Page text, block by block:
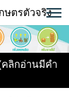
ษตรตัวจริง
ลิกอ่านมีคำ